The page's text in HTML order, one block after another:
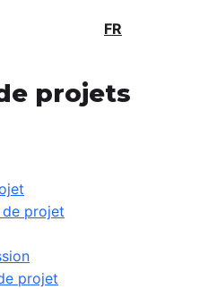
FR
projets
de projet
projet